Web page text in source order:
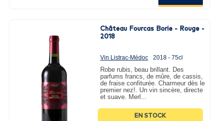
Château Fourcas Borie - Rouge -
2018
Vin Listrac-Médoc 2018 - 75cl
Robe rubis, beau brillant. Des
parfums francs, de mûre, de cassis,
de fraise confiturée. Charmeur dès le
premier nez!. Un vin sincère, directe
et suave. Merl...
EN STOCK